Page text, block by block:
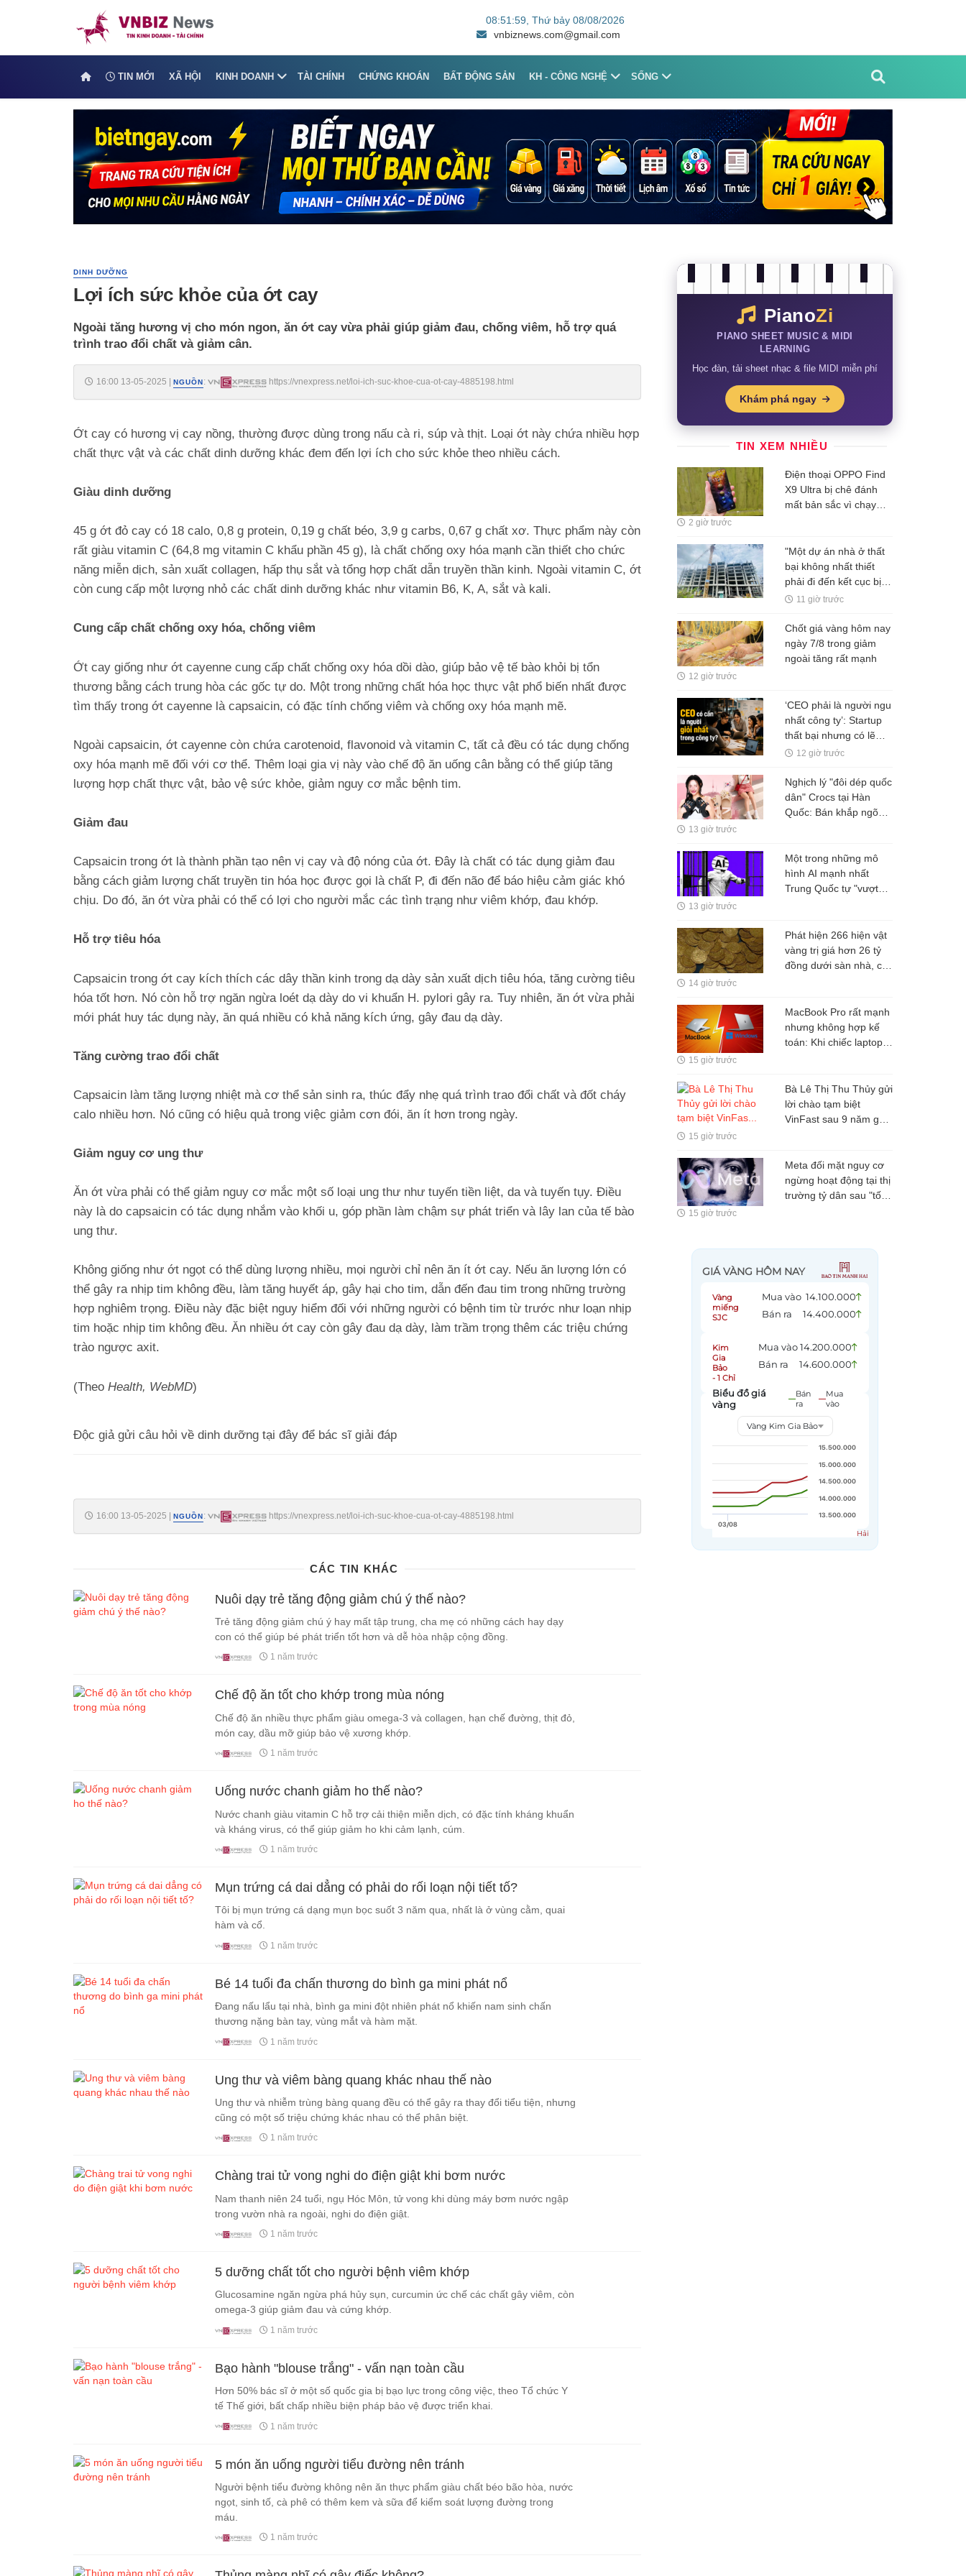
08:51:59 , Thứ bảy 08/08/2026
vnbiznews.com@gmail.com
TIN MỚI XÃ HỘI KINH DOANH TÀI CHÍNH CHỨNG KHOÁN BẤT ĐỘNG SẢN KH - CÔNG NGHỆ SỐNG
DINH DƯỠNG
Lợi ích sức khỏe của ớt cay
Ngoài tăng hương vị cho món ngon, ăn ớt cay vừa phải giúp giảm đau, chống viêm, hỗ trợ quá
trình trao đổi chất và giảm cân.
16:00 13-05-2025 | NGUỒN: https://vnexpress.net/loi-ich-suc-khoe-cua-ot-cay-4885198.html
Ớt cay có hương vị cay nồng, thường được dùng trong nấu cà ri, súp và thịt. Loại ớt này chứa nhiều hợp
chất thực vật và các chất dinh dưỡng khác đem đến lợi ích cho sức khỏe theo nhiều cách.
Giàu dinh dưỡng
45 g ớt đỏ cay có 18 calo, 0,8 g protein, 0,19 g chất béo, 3,9 g carbs, 0,67 g chất xơ. Thực phẩm này còn
rất giàu vitamin C (64,8 mg vitamin C khẩu phần 45 g), là chất chống oxy hóa mạnh cần thiết cho chức
năng miễn dịch, sản xuất collagen, hấp thụ sắt và tổng hợp chất dẫn truyền thần kinh. Ngoài vitamin C, ớt
còn cung cấp một lượng nhỏ các chất dinh dưỡng khác như vitamin B6, K, A, sắt và kali.
Cung cấp chất chống oxy hóa, chống viêm
Ớt cay giống như ớt cayenne cung cấp chất chống oxy hóa dồi dào, giúp bảo vệ tế bào khỏi bị tổn
thương bằng cách trung hòa các gốc tự do. Một trong những chất hóa học thực vật phổ biến nhất được
tìm thấy trong ớt cayenne là capsaicin, có đặc tính chống viêm và chống oxy hóa mạnh mẽ.
Ngoài capsaicin, ớt cayenne còn chứa carotenoid, flavonoid và vitamin C, tất cả đều có tác dụng chống
oxy hóa mạnh mẽ đối với cơ thể. Thêm loại gia vị này vào chế độ ăn uống cân bằng có thể giúp tăng
lượng hợp chất thực vật, bảo vệ sức khỏe, giảm nguy cơ mắc bệnh tim.
Giảm đau
Capsaicin trong ớt là thành phần tạo nên vị cay và độ nóng của ớt. Đây là chất có tác dụng giảm đau
bằng cách giảm lượng chất truyền tin hóa học được gọi là chất P, đi đến não để báo hiệu cảm giác khó
chịu. Do đó, ăn ớt vừa phải có thể có lợi cho người mắc các tình trạng như viêm khớp, đau khớp.
Hỗ trợ tiêu hóa
Capsaicin trong ớt cay kích thích các dây thần kinh trong dạ dày sản xuất dịch tiêu hóa, tăng cường tiêu
hóa tốt hơn. Nó còn hỗ trợ ngăn ngừa loét dạ dày do vi khuẩn H. pylori gây ra. Tuy nhiên, ăn ớt vừa phải
mới phát huy tác dụng này, ăn quá nhiều có khả năng kích ứng, gây đau dạ dày.
Tăng cường trao đổi chất
Capsaicin làm tăng lượng nhiệt mà cơ thể sản sinh ra, thúc đẩy nhẹ quá trình trao đổi chất và đốt cháy
calo nhiều hơn. Nó cũng có hiệu quả trong việc giảm cơn đói, ăn ít hơn trong ngày.
Giảm nguy cơ ung thư
Ăn ớt vừa phải có thể giảm nguy cơ mắc một số loại ung thư như tuyến tiền liệt, da và tuyến tụy. Điều
này là do capsaicin có tác dụng nhắm vào khối u, góp phần làm chậm sự phát triển và lây lan của tế bào
ung thư.
Không giống như ớt ngọt có thể dùng lượng nhiều, mọi người chỉ nên ăn ít ớt cay. Nếu ăn lượng lớn có
thể gây ra nhịp tim không đều, làm tăng huyết áp, gây hại cho tim, dẫn đến đau tim trong những trường
hợp nghiêm trọng. Điều này đặc biệt nguy hiểm đối với những người có bệnh tim từ trước như loạn nhịp
tim hoặc nhịp tim không đều. Ăn nhiều ớt cay còn gây đau dạ dày, làm trầm trọng thêm các triệu chứng
trào ngược axit.
(Theo Health, WebMD)
Độc giả gửi câu hỏi về dinh dưỡng tại đây để bác sĩ giải đáp
16:00 13-05-2025 NGUỒN: https://vnexpress.net/loi-ich-suc-khoe-cua-ot-cay-4885198.html
CÁC TIN KHÁC
Nuôi dạy trẻ tăng động giảm chú ý thế nào?
Trẻ tăng động giảm chú ý hay mất tập trung, cha mẹ có những cách hay dạy
con có thể giúp bé phát triển tốt hơn và dễ hòa nhập cộng đồng.
1 năm trước
Chế độ ăn tốt cho khớp trong mùa nóng
Chế độ ăn nhiều thực phẩm giàu omega-3 và collagen, hạn chế đường, thịt đỏ,
món cay, dầu mỡ giúp bảo vệ xương khớp.
1 năm trước
Uống nước chanh giảm ho thế nào?
Nước chanh giàu vitamin C hỗ trợ cải thiện miễn dịch, có đặc tính kháng khuẩn
và kháng virus, có thể giúp giảm ho khi cảm lạnh, cúm.
1 năm trước
Mụn trứng cá dai dẳng có phải do rối loạn nội tiết tố?
Tôi bị mụn trứng cá dạng mụn bọc suốt 3 năm qua, nhất là ở vùng cằm, quai
hàm và cổ.
1 năm trước
Bé 14 tuổi đa chấn thương do bình ga mini phát nổ
Đang nấu lẩu tại nhà, bình ga mini đột nhiên phát nổ khiến nam sinh chấn
thương nặng bàn tay, vùng mắt và hàm mặt.
1 năm trước
Ung thư và viêm bàng quang khác nhau thế nào
Ung thư và nhiễm trùng bàng quang đều có thể gây ra thay đổi tiểu tiện, nhưng
cũng có một số triệu chứng khác nhau có thể phân biệt.
1 năm trước
Chàng trai tử vong nghi do điện giật khi bơm nước
Nam thanh niên 24 tuổi, ngụ Hóc Môn, tử vong khi dùng máy bơm nước ngập
trong vườn nhà ra ngoài, nghi do điện giật.
1 năm trước
5 dưỡng chất tốt cho người bệnh viêm khớp
Glucosamine ngăn ngừa phá hủy sụn, curcumin ức chế các chất gây viêm, còn
omega-3 giúp giảm đau và cứng khớp.
1 năm trước
Bạo hành "blouse trắng" - vấn nạn toàn cầu
Hơn 50% bác sĩ ở một số quốc gia bị bạo lực trong công việc, theo Tổ chức Y
tế Thế giới, bất chấp nhiều biện pháp bảo vệ được triển khai.
1 năm trước
5 món ăn uống người tiểu đường nên tránh
Người bệnh tiểu đường không nên ăn thực phẩm giàu chất béo bão hòa, nước
ngọt, sinh tố, cà phê có thêm kem và sữa để kiểm soát lượng đường trong
máu.
1 năm trước
PianoZi
PIANO SHEET MUSIC & MIDI
LEARNING
Học đàn, tải sheet nhạc & file MIDI miễn phí
Khám phá ngay
TIN XEM NHIỀU
Điện thoại OPPO Find
X9 Ultra bị chê đánh
mất bản sắc vì chạy
lớn nhất
2 giờ trước
"Một dự án nhà ở thất
bại không nhất thiết
phải đi đến kết cục bị
bỏ hoang"
11 giờ trước
Chốt giá vàng hôm nay
ngày 7/8 trong giảm
ngoài tăng rất mạnh
12 giờ trước
‘CEO phải là người ngu
nhất công ty’: Startup
thất bại nhưng có lẽ
Nguyễn Minh Thảo đã
12 giờ trước
Nghịch lý "đôi dép quốc
dân" Crocs tại Hàn
Quốc: Bán khắp ngõ
13 giờ trước
Một trong những mô
hình AI mạnh nhất
Trung Quốc tự "vượt
13 giờ trước
Phát hiện 266 hiện vật
vàng trị giá hơn 26 tỷ
đồng dưới sàn nhà, cơ
14 giờ trước
MacBook Pro rất mạnh
nhưng không hợp kế
toán: Khi chiếc laptop
toán của người dùng
15 giờ trước
Bà Lê Thị Thu Thủy gửi
lời chào tạm biệt
VinFast sau 9 năm gắn
15 giờ trước
Meta đối mặt nguy cơ
ngừng hoạt động tại thị
trường tỷ dân sau "tối
15 giờ trước